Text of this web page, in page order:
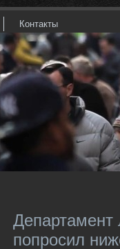
Контакты
Департамент
попросил